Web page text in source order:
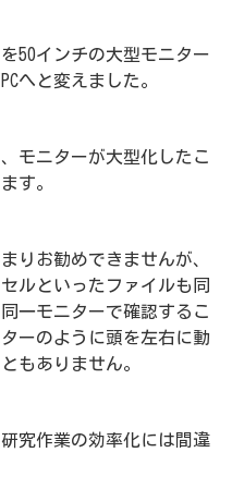
50インチの大型モニター
へと変えました。
モニターが大型化したこ
す。
りお勧めできませんが、
ルといったファイルも同
一モニターで確認するこ
ーのように頭を左右に動
もありません。
究作業の効率化には間違